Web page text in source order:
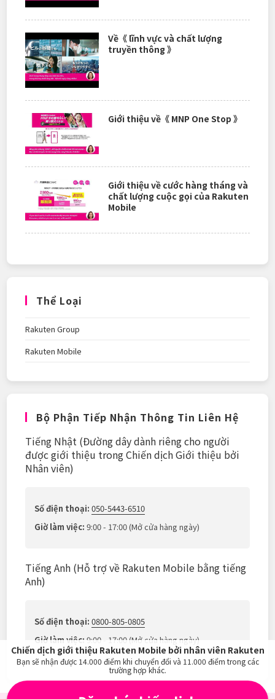
Về《 lĩnh vực và chất lượng
truyền thông 》
Giới thiệu về《 MNP One Stop 》
Giới thiệu về cước hàng tháng và
chất lượng cuộc gọi của Rakuten
Mobile
Thể Loại
Rakuten Group
Rakuten Mobile
Bộ Phận Tiếp Nhận Thông Tin Liên Hệ
Tiếng Nhật (Đường dây dành riêng cho người
được giới thiệu trong Chiến dịch Giới thiệu bởi
Nhân viên)
Số điện thoại:050-5443-6510
Giờ làm việc:9:00 - 17:00 (Mở cửa hàng ngày)
Tiếng Anh (Hỗ trợ về Rakuten Mobile bằng tiếng
Anh)
Số điện thoại:0800-805-0805
Giờ làm việc:9:00 - 17:00 (Mở cửa hàng ngày)
Chiến dịch giới thiệu Rakuten Mobile bởi nhân viên Rakuten
Bạn sẽ nhận được 14.000 điểm khi chuyển đổi và 11.000 điểm trong các
trường hợp khác.